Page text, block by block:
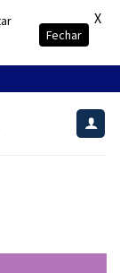
Fechar
X